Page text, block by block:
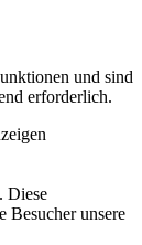
und sind
erforderlich.
Diese
Besucher unsere